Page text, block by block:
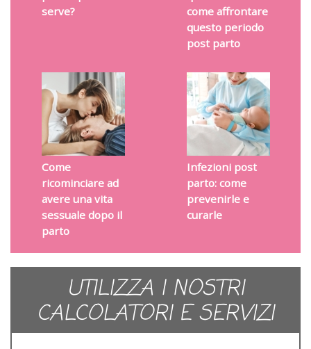
serve?
come affrontare
questo periodo
post parto
Come
ricominciare ad
avere una vita
sessuale dopo il
parto
Infezioni post
parto: come
prevenirle e
curarle
UTILIZZA I NOSTRI
CALCOLATORI E SERVIZI